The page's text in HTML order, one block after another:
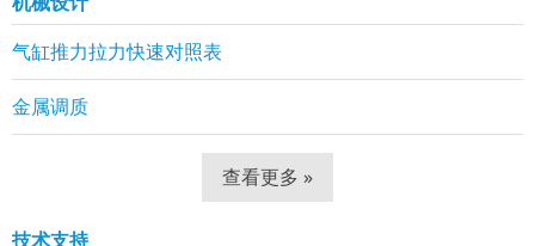
气缸推力拉力快速对照表
金属调质
查看更多 »
技术支持